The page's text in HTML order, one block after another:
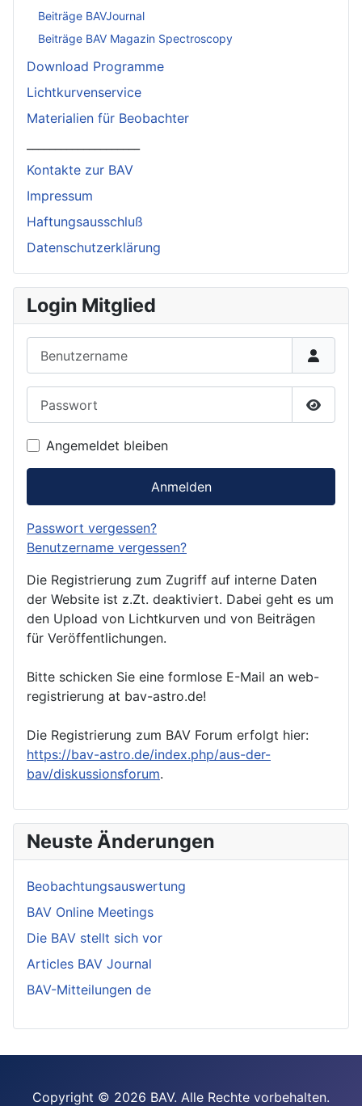
Beiträge BAVJournal
Beiträge BAV Magazin Spectroscopy
Download Programme
Lichtkurvenservice
Materialien für Beobachter
Kontakte zur BAV
Impressum
Haftungsausschluß
Datenschutzerklärung
Login Mitglied
Angemeldet bleiben
Anmelden
Passwort vergessen?
Benutzername vergessen?
Die Registrierung zum Zugriff auf interne Daten
der Website ist z.Zt. deaktiviert. Dabei geht es um
den Upload von Lichtkurven und von Beiträgen
für Veröffentlichungen.
Bitte schicken Sie eine formlose E-Mail an web-
registrierung at bav-astro.de!
Die Registrierung zum BAV Forum erfolgt hier:
https://bav-astro.de/index.php/aus-der-
bav/diskussionsforum.
Neuste Änderungen
Beobachtungsauswertung
BAV Online Meetings
Die BAV stellt sich vor
Articles BAV Journal
BAV-Mitteilungen de
Copyright © 2026 BAV. Alle Rechte vorbehalten.